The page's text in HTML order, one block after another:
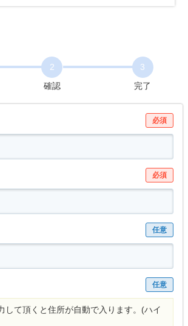
2
確認
3
完了
必須
必須
任意
任意
して頂くと住所が自動で入ります。(ハイ